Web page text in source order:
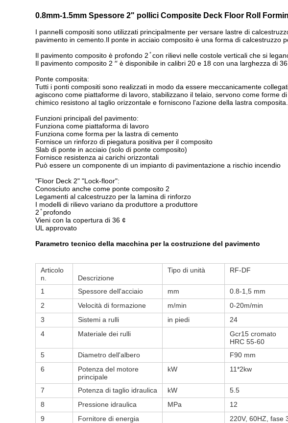
0.8mm-1.5mm Spessore 2" pollici Composite Deck Floor Roll
I pannelli compositi sono utilizzati principalmente per versare lastre di
pavimento in cemento.Il ponte in acciaio composito è una forma di calcestruzzo
Il pavimento composito è profondo 2 ̊ con rilievi nelle costole verticali che si
Il pavimento composito 2 ′′ è disponibile in calibri 20 e 18 con una larghezza di
Ponte composita:
Tutti i ponti compositi sono realizzati in modo da essere meccanicamente
agiscono come piattaforme di lavoro, stabilizzano il telaio, servono come forme
chimico resistono al taglio orizzontale e forniscono l'azione della lastra composita.
Funzioni principali del pavimento:
Funziona come piattaforma di lavoro
Funziona come forma per la lastra di cemento
Fornisce un rinforzo di piegatura positiva per il composito
Slab di ponte in acciaio (solo di ponte composito)
Fornisce resistenza ai carichi orizzontali
Può essere un componente di un impianto di pavimentazione a rischio incendio
"Floor Deck 2" "Lock-floor":
Conosciuto anche come ponte composito 2
Legamenti al calcestruzzo per la lamina di rinforzo
I modelli di rilievo variano da produttore a produttore
2 ̊ profondo
Vieni con la copertura di 36 ¢
UL approvato
Parametro tecnico della macchina per la costruzione del pavimento
Articolo
n.
Descrizione
Tipo di unità RF-DF
1 Spessore dell'acciaio mm
0.8-1,5 mm
2
Velocità di formazione m/min
0-20m/min
3
Sistemi a rulli in piedi
24
4
Materiale dei rulli
Gcr15 cromato
HRC 55-60
5
Diametro dell'albero
F90 mm
6
Potenza del motore
principale
kW 11*2kw
7 Potenza di taglio idraulica kW
5.5
8
Pressione idraulica MPa
12
9
Fornitore di energia
220V, 60HZ, fase